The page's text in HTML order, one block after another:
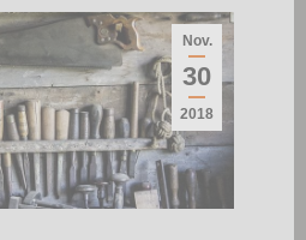
Nov.
30
2018